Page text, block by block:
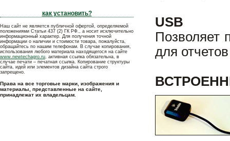
как установить?
Наш сайт не является публичной офертой, определяемой
положениями Статьи 437 (2) ГК РФ., а носит исключительно
информационный характер. Для получения точной
информации о наличии и стоимости товара, пожалуйста,
обращайтесь по нашим телефонам. В случае копирования,
использования любого материала находящегося на сайте
www.newtechagro.ru, активная ссылка обязательна, в
случае печати – печатная ссылка. Копирование структуры
сайта, идей или элементов дизайна сайта строго
запрещено.
Права на все торговые марки, изображения и
материалы, представленные на сайте,
принадлежат их владельцам.
USB
Позволяет
для